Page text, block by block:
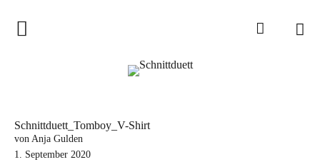
Home
Schnittduett Magazin
Schnittduett_Tomboy_V-Shirt
von Anja Gulden
1. September 2020